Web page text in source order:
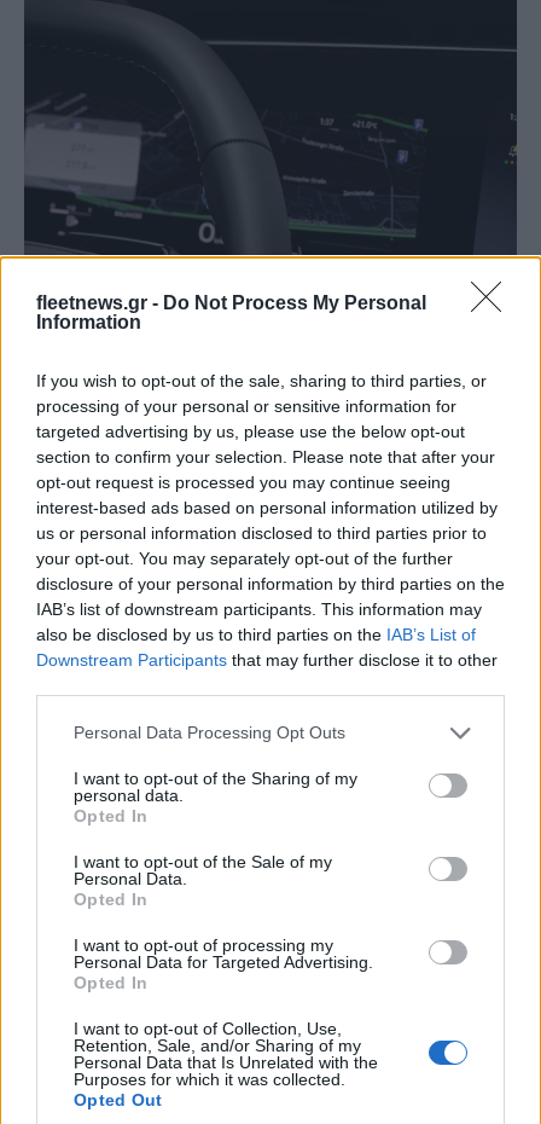
fleetnews.gr - Do Not Process My Personal
Information
If you wish to opt-out of the sale, sharing to third parties, or
processing of your personal or sensitive information for
targeted advertising by us, please use the below opt-out
section to confirm your selection. Please note that after your
opt-out request is processed you may continue seeing
interest-based ads based on personal information utilized by
us or personal information disclosed to third parties prior to
your opt-out. You may separately opt-out of the further
disclosure of your personal information by third parties on the
IAB’s list of downstream participants. This information may
also be disclosed by us to third parties on the IAB’s List of
Downstream Participants that may further disclose it to other
Please note that this website/app uses one or more Google
not limited to your visit or usage behaviour. You may click to
grant or deny consent to Google and its third-party tags to
use your data for below specified purposes in below Google
consent section.
Personal Data Processing Opt Outs
I want to opt-out of the Sharing of my
personal data.
Opted In
I want to opt-out of the Sale of my
Personal Data.
Opted In
I want to opt-out of processing my
Personal Data for Targeted Advertising.
Opted In
I want to opt-out of Collection, Use,
Retention, Sale, and/or Sharing of my
Personal Data that Is Unrelated with the
Purposes for which it was collected.
Opted Out
Το νέο Q7 διαθέτει επίσης έναευρύ φάσμα συστημάτων
υποβοήθησης.Μεταξύ αυτών ξεχωρίζει το adaptive driving
επιτάχυνση, την πέδηση, τη διατήρηση ταχύτητας και
απόστασης, καθώς και στην παραμονή εντός λωρίδας
κυκλοφορίας. Το σύστημα συμβάλλει σημαντικά στην άνεση,
ιδιαίτερα σε πολύωρα ταξίδια. Η λειτουργία trained parking
συγκεκριμένους ελιγμούς στάθμευσης, ενώ το νέο reverse
assist διευκολύνει την ασφαλή έξοδο από αδιέξοδους
Κατά το λανσάρισμα, το νέο Q7 θα διατίθεται μέσω του
δικτύου συνεργατών της Audi με τον τρίλιτρο